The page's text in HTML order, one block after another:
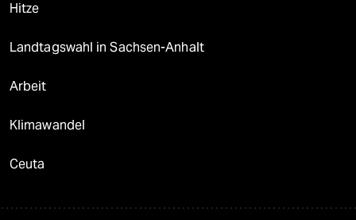
Hitze
Landtagswahl in Sachsen-Anhalt
Arbeit
Klimawandel
Ceuta